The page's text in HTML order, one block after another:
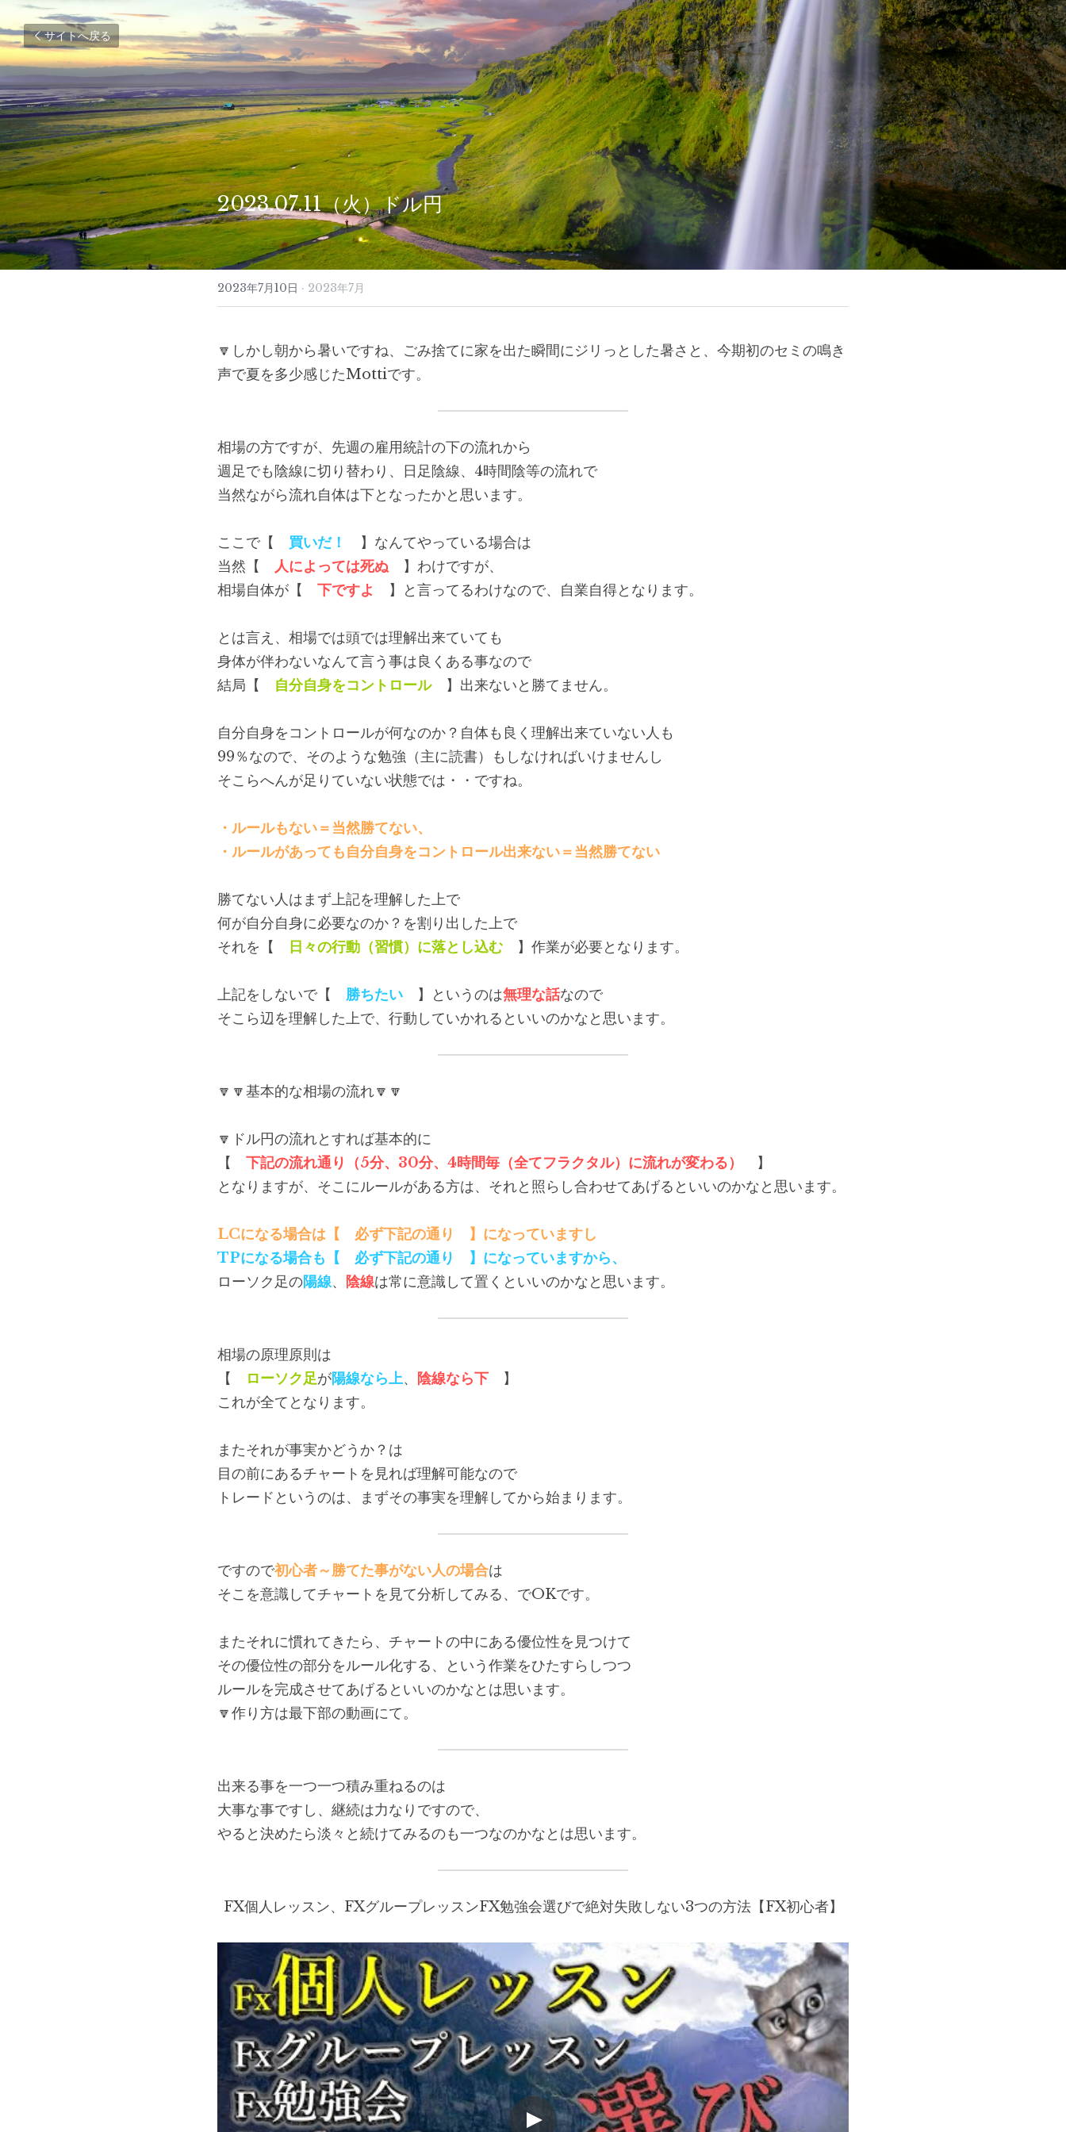
サイトへ戻る
2023.07.11（火）ドル円
2023年7月10日 · 2023年7月
🔽しかし朝から暑いですね、ごみ捨てに家を出た瞬間にジリっとした暑さと、今期初のセミの鳴き
声で夏を多少感じたMottiです。
相場の方ですが、先週の雇用統計の下の流れから
週足でも陰線に切り替わり、日足陰線、4時間陰等の流れで
当然ながら流れ自体は下となったかと思います。
ここで【 買いだ！
】なんてやっている場合は
当然【 人によっては死ぬ 】わけですが、
相場自体が【 下ですよ 】と言ってるわけなので、自業自得となります。
とは言え、相場では頭では理解出来ていても
身体が伴わないなんて言う事は良くある事なので
結局【 自分自身をコントロール 】出来ないと勝てません。
自分自身をコントロールが何なのか？自体も良く理解出来ていない人も
99％なので、そのような勉強（主に読書）もしなければいけませんし
そこらへんが足りていない状態では・・ですね。
・ルールもない＝当然勝てない、
・ルールがあっても自分自身をコントロール出来ない＝当然勝てない
勝てない人はまず上記を理解した上で
何が自分自身に必要なのか？を割り出した上で
それを【
日々の行動（習慣）に落とし込む 】作業が必要となります。
上記をしないで【 勝ちたい 】というのは無理な話なので
そこら辺を理解した上で、行動していかれるといいのかなと思います。
🔽🔽基本的な相場の流れ🔽🔽
🔽ドル円の流れとすれば基本的に
【 下記の流れ通り（5分、30分、4時間毎（全てフラクタル）に流れが変わる）
】
となりますが、そこにルールがある方は、それと照らし合わせてあげるといいのかなと思います。
LCになる場合は【　必ず下記の通り　】になっていますし
TPになる場合も【　必ず下記の通り　】になっていますから、
ローソク足の陽線、 陰線は常に意識して置くといいのかなと思います。
相場の原理原則は
【
ローソク足が陽線なら上、 陰線なら下 】
これが全てとなります。
またそれが事実かどうか？は
目の前にあるチャートを見れば理解可能なので
トレードというのは、まずその事実を理解してから始まります。
ですので初心者～勝てた事がない人の場合は
そこを意識してチャートを見て分析してみる、でOKです。
またそれに慣れてきたら、チャートの中にある優位性を見つけて
その優位性の部分をルール化する、という作業をひたすらしつつ
ルールを完成させてあげるといいのかなとは思います。
🔽作り方は最下部の動画にて。
出来る事を一つ一つ積み重ねるのは
大事な事ですし、継続は力なりですので、
やると決めたら淡々と続けてみるのも一つなのかなとは思います。
FX個人レッスン、FXグループレッスンFX勉強会選びで絶対失敗しない3つの方法【FX初心者】